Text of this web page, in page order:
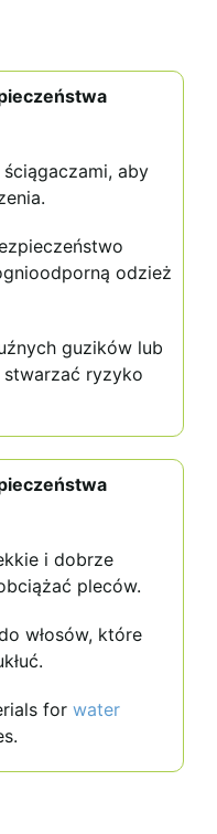
ściągaczami, aby
odzież
guzików lub
ryzyko
i dobrze
pleców.
włosów, które
for water